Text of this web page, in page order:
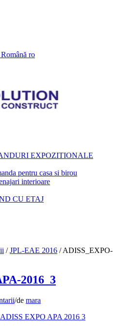
Română ro
EXPOZITIONALE
pentru casa si birou
interioare
CU ETAJ
/ JPL-EAE 2016 / ADISS_EXPO-
2016_3
/de mara